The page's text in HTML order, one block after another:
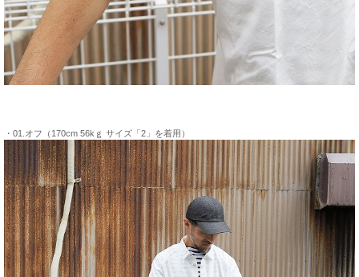
・01.オフ（170cm 56kｇ サイズ「2」を着用）